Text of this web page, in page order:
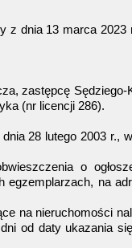
z dnia 13 marca 2023
zastępcę
(nr licencji 286).
28 lutego 2003 r.,
o
egzemplarzach, na
na nieruchomości
od daty ukazania